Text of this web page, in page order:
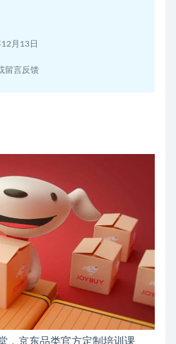
月13日
留言反馈
，京东品类官方定制培训课